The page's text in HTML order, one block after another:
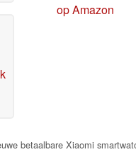
op Amazon
betaalbare Xiaomi